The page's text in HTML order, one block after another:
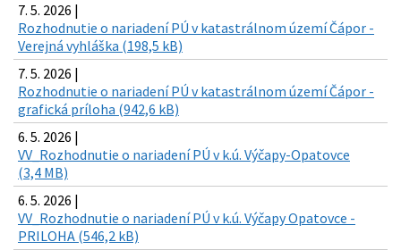
7. 5. 2026 |
Rozhodnutie o nariadení PÚ v katastrálnom území Čápor -
Verejná vyhláška (198,5 kB)
7. 5. 2026 |
Rozhodnutie o nariadení PÚ v katastrálnom území Čápor -
grafická príloha (942,6 kB)
6. 5. 2026 |
VV_Rozhodnutie o nariadení PÚ v k.ú. Výčapy-Opatovce
(3,4 MB)
6. 5. 2026 |
VV_Rozhodnutie o nariadení PÚ v k.ú. Výčapy Opatovce -
PRILOHA (546,2 kB)